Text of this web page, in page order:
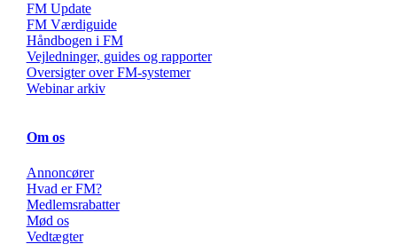
FM Update
FM Værdiguide
Håndbogen i FM
Vejledninger, guides og rapporter
Oversigter over FM-systemer
Webinar arkiv
Om os
Annoncører
Hvad er FM?
Medlemsrabatter
Mød os
Vedtægter